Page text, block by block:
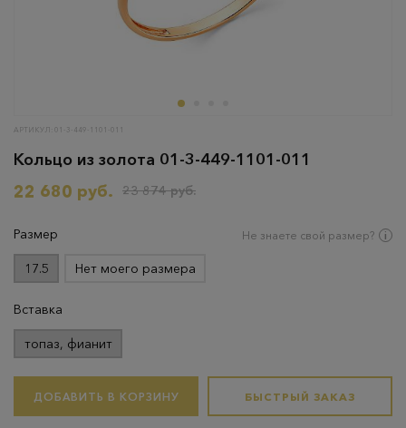
АРТИКУЛ: 01-3-449-1101-011
Кольцо из золота 01-3-449-1101-011
22 680 руб.
23 874 руб.
Размер Не знаете свой размер?
17.5 Нет моего размера
Вставка
топаз, фианит
ДОБАВИТЬ В КОРЗИНУ БЫСТРЫЙ ЗАКАЗ